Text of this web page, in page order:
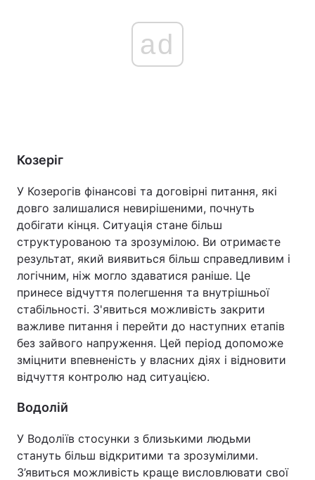
ad
Козеріг
У Козерогів фінансові та договірні питання, які
довго залишалися невирішеними, почнуть
добігати кінця. Ситуація стане більш
структурованою та зрозумілою. Ви отримаєте
результат, який виявиться більш справедливим і
логічним, ніж могло здаватися раніше. Це
принесе відчуття полегшення та внутрішньої
стабільності. З'явиться можливість закрити
важливе питання і перейти до наступних етапів
без зайвого напруження. Цей період допоможе
зміцнити впевненість у власних діях і відновити
відчуття контролю над ситуацією.
Водолій
У Водоліїв стосунки з близькими людьми
стануть більш відкритими та зрозумілими.
З’явиться можливість краще висловлювати свої